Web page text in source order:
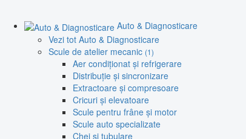
Auto & Diagnosticare
Vezi tot Auto & Diagnosticare
Scule de atelier mecanic (1)
Aer condiționat și refrigerare
Distribuție și sincronizare
Extractoare și compresoare
Cricuri și elevatoare
Scule pentru frâne și motor
Scule auto specializate
Chei și tubulare